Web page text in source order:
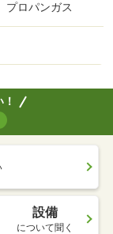
プロパンガス
設備
について聞く